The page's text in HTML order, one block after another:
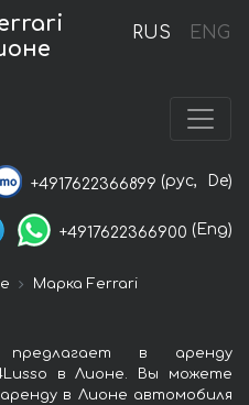
RUS ENG
+4917622366899 (рус, De)
+4917622366900 (Eng)
Марка Ferrari
предлагает в аренду
в Лионе. Вы можете
в Лионе автомобиля